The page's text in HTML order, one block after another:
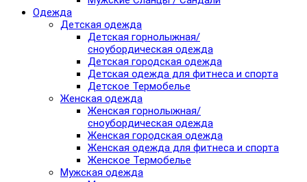
Одежда
Детская одежда
Детская горнолыжная/
сноубордическая одежда
Детская городская одежда
Детская одежда для фитнеса и спорта
Детское Термобелье
Женская одежда
Женская горнолыжная/
сноубордическая одежда
Женская городская одежда
Женская одежда для фитнеса и спорта
Женское Термобелье
Мужская одежда